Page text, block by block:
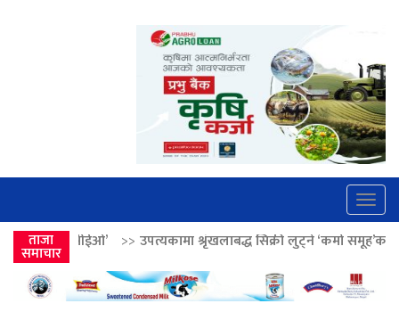
ताजा
समाचार
उपत्यकामा श्रृंखलाबद्ध सिक्री लुट्ने ‘कर्मा समूह’का नाइकेसहित पाँच पक्राउ